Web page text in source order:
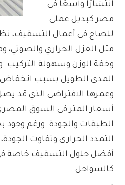
انتشارًا واسعًا في
مصر كبديل عملي
للصاج في أعمال التسقيف،
مثل العزل الحراري والصوتي،
وخفة الوزن وسهولة التركيب.
المدى الطويل بسبب انخفاض
أسعار المتر في السوق
الطبقات والجودة. ورغم
أفضل حلول التسقيف خاصة في
كالسواحل…